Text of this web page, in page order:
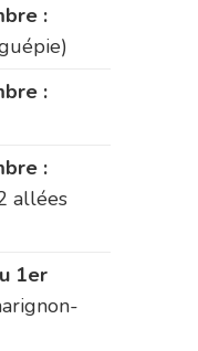
:
:
:
allées
1er